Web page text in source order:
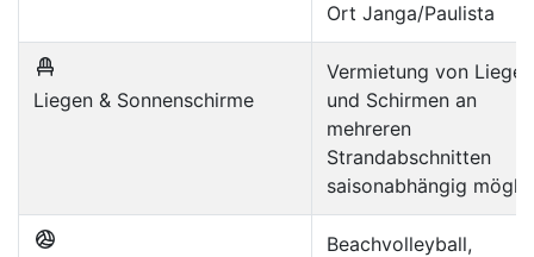
Ort Janga/Paulista
Liegen & Sonnenschirme
Vermietung von Liegen
und Schirmen an
mehreren
Strandabschnitten
saisonabhängig
Beachvolleyball,